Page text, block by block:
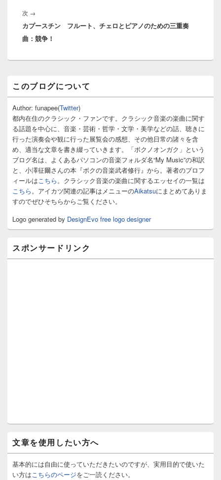
ゲ
ー
シ
ョ
次 →
の
投
カプースチン フルート、チェロとピアノのための三重奏
曲：競争！
ン
サ
イ
バ
ー
ウ
ィ
ト
エ
ア
このブログについて
Author: funapee(Twitter)
都内在住のクラシック・ファンです。クラシック音楽の楽曲に関す
る話題を中心に、音楽・芸術・哲学・文学・美学などの話、聴きに
行った演奏会や観に行った展覧会の感想、その他日常の諸々を含
め、適当な文章を書き綴っていきます。「ボクノオンガク」という
ブログ名は、よくあるパソコンの音楽フォルダ名“My Music”の和訳
と、小澤征爾さんの本『ボクの音楽武者修行』から。著者のプロフ
ィールはこちら。クラシック音楽の楽曲に関するエッセイの一覧は
こちら。アイカツ関連の記事はメニューのAikatsuにまとめてありま
すのでぜひそちらからご覧ください。
Logo generated by DesignEvo free logo designer
スポンサードリンク
文章を使用したい方へ
基本的には自由に使っていただきたいのですが、実用目的で使いた
い方はこちらのページをご一読ください。